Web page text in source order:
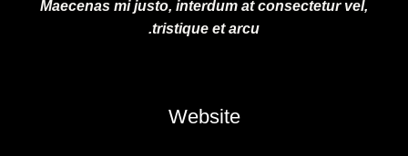
Maecenas mi justo, interdum at consectetur vel,
tristique et arcu.
Website